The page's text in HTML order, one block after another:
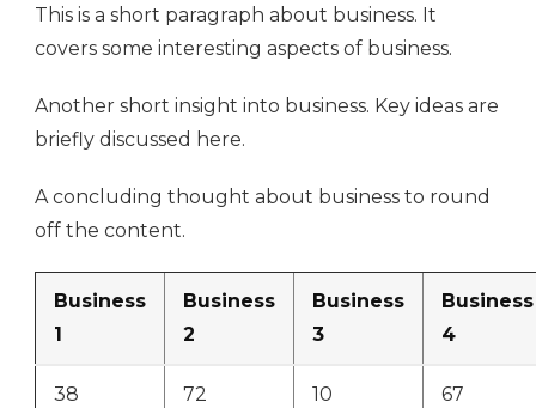
This is a short paragraph about business. It
covers some interesting aspects of business.
Another short insight into business. Key ideas are
briefly discussed here.
A concluding thought about business to round
off the content.
Business
1
Business
2
Business
3
Business
4
38 72 10 67